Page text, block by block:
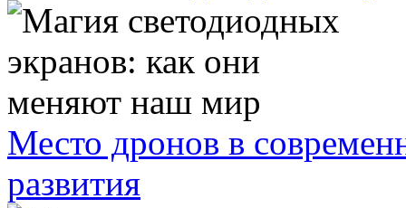
Место дронов в
развития